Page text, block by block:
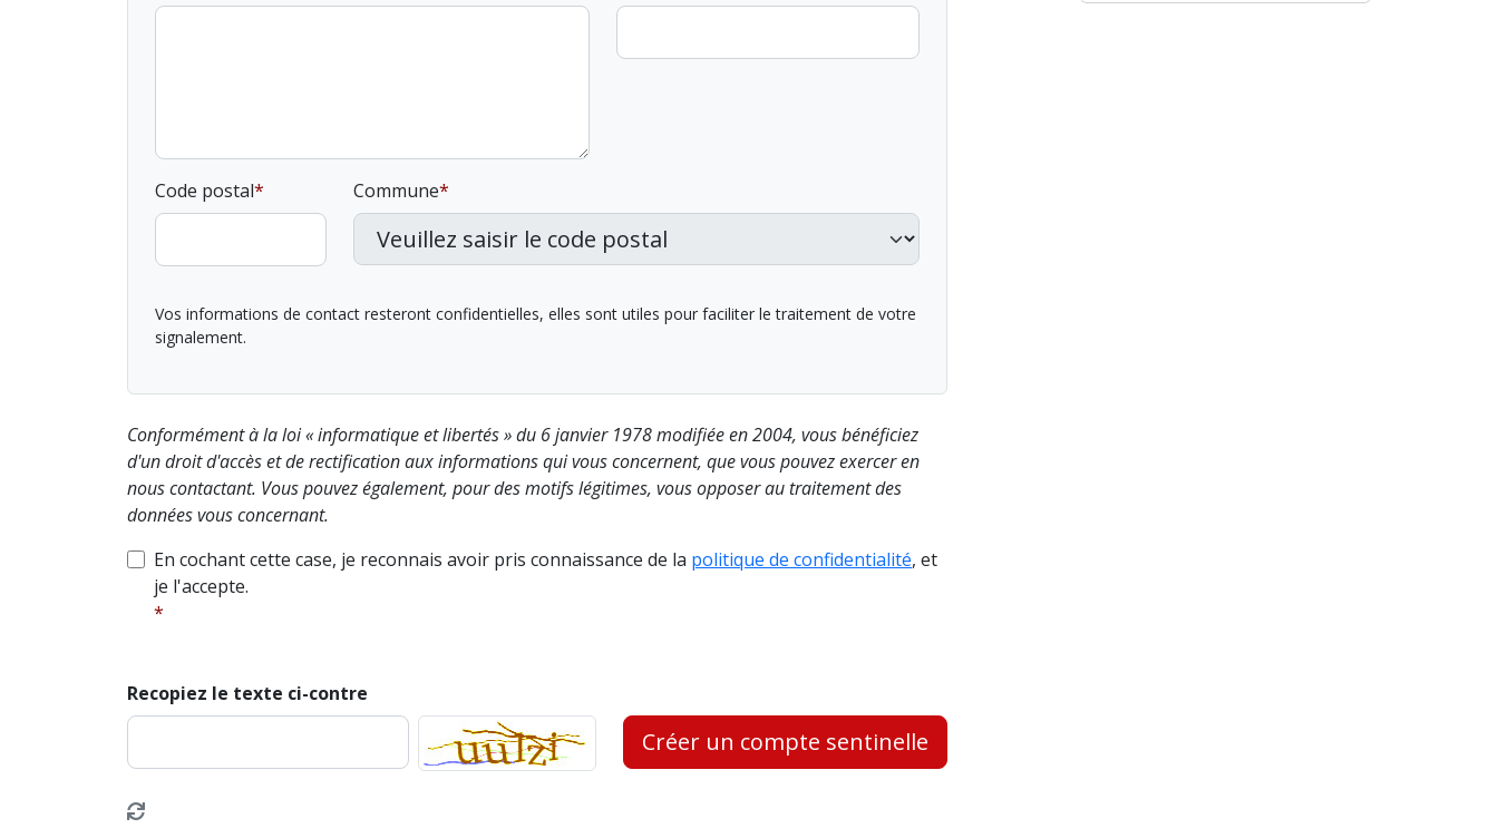
Code postal Commune
Vos informations de contact resteront confidentielles, elles sont utiles pour faciliter le traitement de votre
signalement.
Conformément à la loi « informatique et libertés » du 6 janvier 1978 modifiée en 2004, vous bénéficiez
d'un droit d'accès et de rectification aux informations qui vous concernent, que vous pouvez exercer en
nous contactant. Vous pouvez également, pour des motifs légitimes, vous opposer au traitement des
données vous concernant.
En cochant cette case, je reconnais avoir pris connaissance de la politique de confidentialité, et
je l'accepte.
Recopiez le texte ci-contre
Créer un compte sentinelle